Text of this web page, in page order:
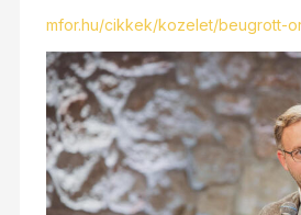
mfor.hu/cikkek/kozelet/beugrott-